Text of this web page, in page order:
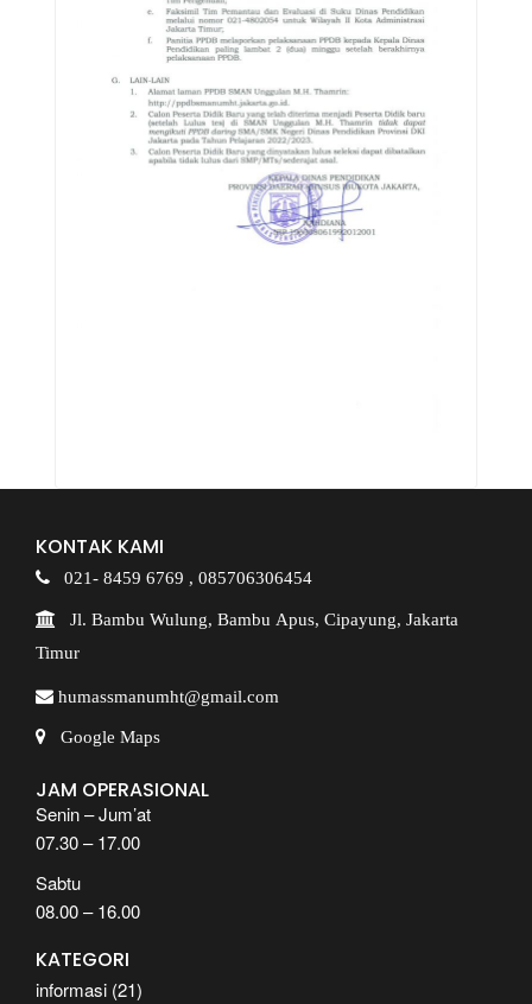
KONTAK KAMI
021- 8459 6769 , 085706306454
Jl. Bambu Wulung, Bambu Apus, Cipayung, Jakarta
Timur
humassmanumht@gmail.com
Google Maps
JAM OPERASIONAL
Senin – Jum’at
07.30 – 17.00
Sabtu
08.00 – 16.00
KATEGORI
informasi (21)